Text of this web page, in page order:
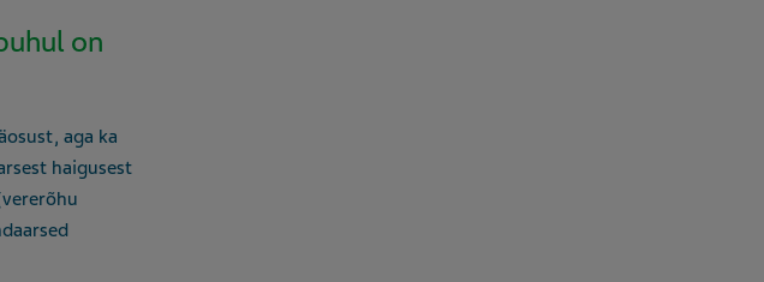
on
aga ka
haigusest